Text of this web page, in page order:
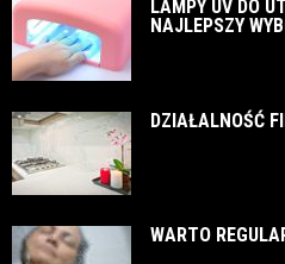
LAMPY UV DO
NAJLEPSZY
DZIAŁALNOŚĆ
WARTO